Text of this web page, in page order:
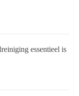
essentieel is